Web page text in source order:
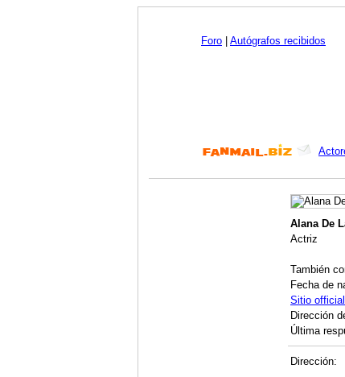
Foro Autógrafos recibidos
Alana De
Actriz
También
Fecha de
Sitio official
Dirección
Última
Dirección: